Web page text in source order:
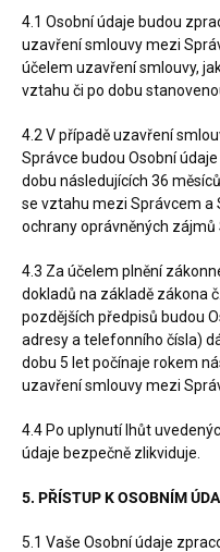
4.1 Osobní údaje budou
uzavření smlouvy mezi
účelem uzavření smlouvy,
vztahu či po dobu
4.2 V případě uzavření
Správce budou Osobní
dobu následujících 36
se vztahu mezi Správcem a
ochrany oprávněných zájmů
4.3 Za účelem plnění
dokladů na základě zákona
pozdějších předpisů budou
adresy a telefonního čísla)
dobu 5 let počínaje rokem
uzavření smlouvy mezi
4.4 Po uplynutí lhůt
údaje bezpečně zlikviduje.
5. PŘÍSTUP K OSOBNÍM
5.1 Vaše Osobní údaje